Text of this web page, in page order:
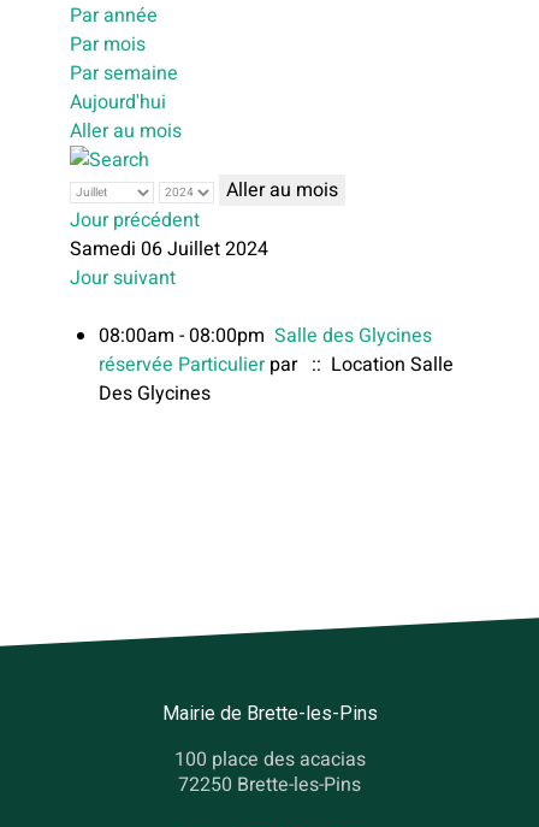
Par année
Par mois
Par semaine
Aujourd'hui
Aller au mois
Aller au mois
Jour précédent
Samedi 06 Juillet 2024
Jour suivant
08:00am - 08:00pm Salle des Glycines
réservée Particulierpar :: Location Salle
Des Glycines
Mairie de Brette-les-Pins
100 place des acacias
72250 Brette-les-Pins